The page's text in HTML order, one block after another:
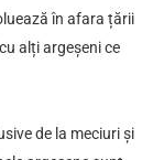
în afara țării
alți argeșeni ce
de la meciuri și